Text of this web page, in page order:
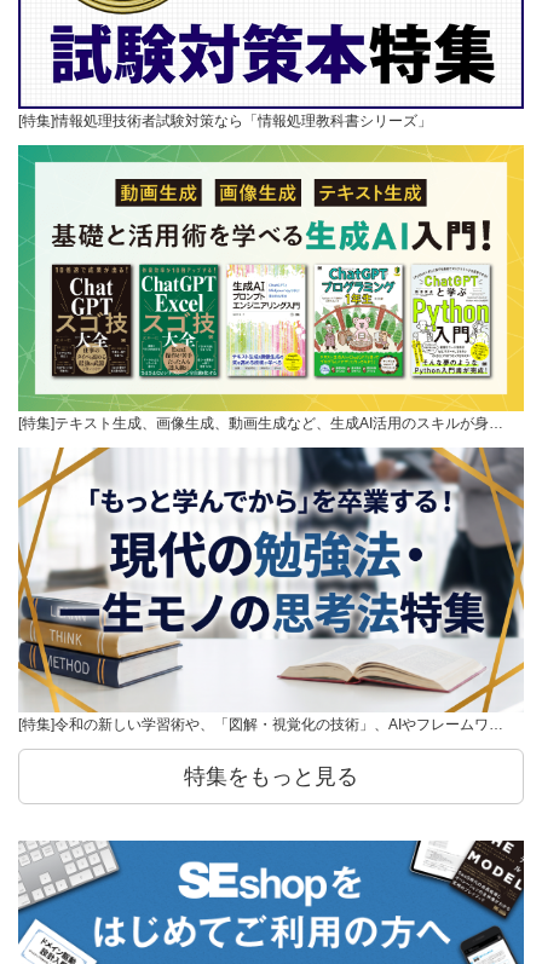
[特集]情報処理技術者試験対策なら「情報処理教科書シリーズ」
[特集]テキスト生成、画像生成、動画生成など、生成AI活用のスキルが身…
[特集]令和の新しい学習術や、「図解・視覚化の技術」、AIやフレームワ…
特集をもっと見る